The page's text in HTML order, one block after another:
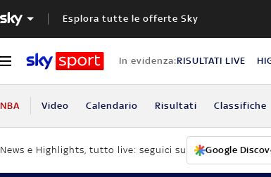
Esplora tutte le offerte Sky
In evidenza:RISULTATI LIVE
NBA Video Calendario Risultati Classifiche
News e Highlights, tutto live: seguici su Google